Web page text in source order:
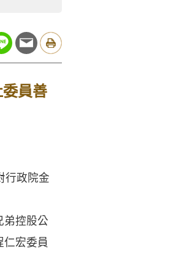
員善
行政院金
弟控股公
宏委員